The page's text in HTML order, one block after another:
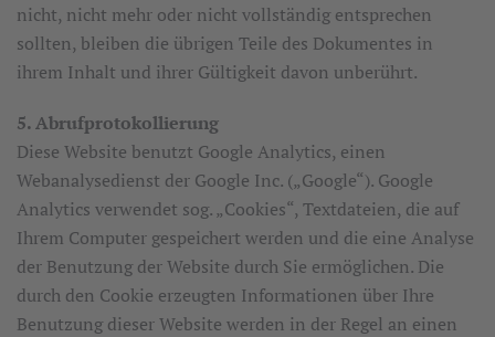
nicht, nicht mehr oder nicht vollständig entsprechen
sollten, bleiben die übrigen Teile des Dokumentes in
ihrem Inhalt und ihrer Gültigkeit davon unberührt.
5. Abrufprotokollierung
Diese Website benutzt Google Analytics, einen
Webanalysedienst der Google Inc. („Google“). Google
Analytics verwendet sog. „Cookies“, Textdateien, die auf
Ihrem Computer gespeichert werden und die eine Analyse
der Benutzung der Website durch Sie ermöglichen. Die
durch den Cookie erzeugten Informationen über Ihre
Benutzung dieser Website werden in der Regel an einen